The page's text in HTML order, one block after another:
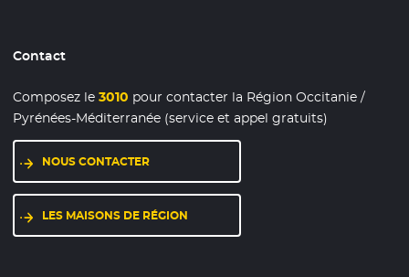
Contact
Composez le3010 pour contacter la Région Occitanie /
Pyrénées-Méditerranée (service et appel gratuits)
NOUS CONTACTER
LES MAISONS DE RÉGION